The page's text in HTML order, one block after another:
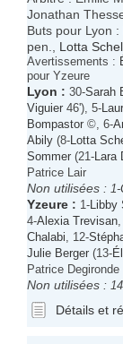
Jonathan
Buts pour Lyon :
pen., Lotta
Avertissements :
pour Yzeure
Lyon : 30-Sarah
Viguier 46'), 5-
Bompastor ©, 6-
Abily (8- Lotta
Sommer (21-
Patrice Lair
Non utilisées : 1-
Yzeure : 1-
4-Alexia Trevisan
Chalabi , 12-
Julie Berger (13-
Patrice Degironde
Non utilisées :
Détails et